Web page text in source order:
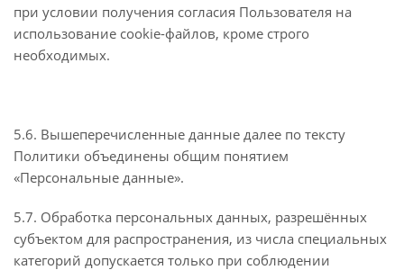
при условии получения согласия Пользователя на
использование cookie-файлов, кроме строго
необходимых.
5.6. Вышеперечисленные данные далее по тексту
Политики объединены общим понятием
«Персональные данные».
5.7. Обработка персональных данных, разрешённых
субъектом для распространения, из числа специальных
категорий допускается только при соблюдении